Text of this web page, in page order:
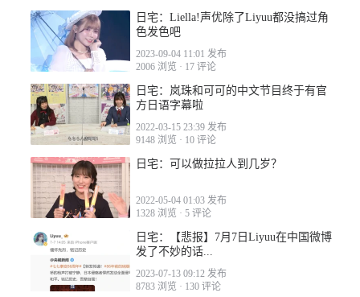
日宅：Liella!声优除了Liyuu都没搞过角
色发色吧
2023-09-04 11:01 发布
2006 浏览 · 17 评论
日宅：岚珠和可可的中文节目终于有官
方日语字幕啦
2022-03-15 23:39 发布
9148 浏览 · 10 评论
日宅：可以做拉拉人到几岁？
2022-05-04 01:03 发布
1328 浏览 · 5 评论
日宅：【悲报】7月7日Liyuu在中国微博
发了不妙的话...
2023-07-13 09:12 发布
8783 浏览 · 130 评论